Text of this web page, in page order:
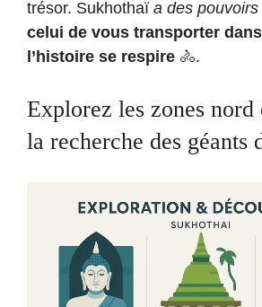
trésor. Sukhothaï a des
celui de vous transporter
l’histoire se respire 🚴.
Explorez les zones nord
la recherche des géants